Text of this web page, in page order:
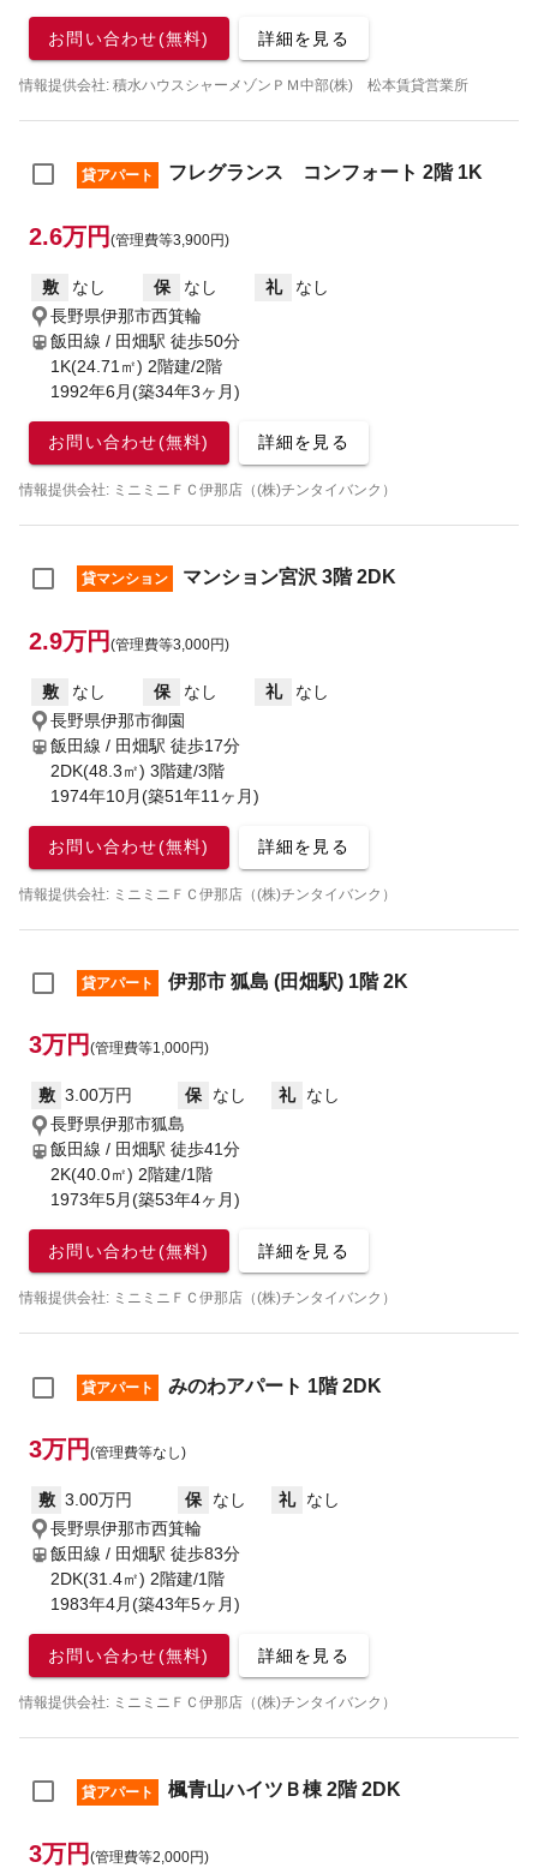
お問い合わせ(無料) 詳細を見る
情報提供会社: 積水ハウスシャーメゾンＰＭ中部(株) 松本賃貸営業所
貸アパート フレグランス コンフォート 2階 1K
2.6万円 (管理費等3,900円)
敷 なし 保 なし 礼
なし
長野県伊那市西箕輪
飯田線 / 田畑駅 徒歩50分
1K(24.71㎡) 2階建/2階
1992年6月(築34年3ヶ月)
お問い合わせ(無料) 詳細を見る
情報提供会社: ミニミニＦＣ伊那店（(株)チンタイバンク）
貸マンション マンション宮沢 3階 2DK
2.9万円 (管理費等3,000円)
敷 なし 保 なし 礼
なし
長野県伊那市御園
飯田線 / 田畑駅 徒歩17分
2DK(48.3㎡) 3階建/3階
1974年10月(築51年11ヶ月)
お問い合わせ(無料) 詳細を見る
情報提供会社: ミニミニＦＣ伊那店（(株)チンタイバンク）
貸アパート 伊那市 狐島 (田畑駅) 1階 2K
3万円 (管理費等1,000円)
敷 3.00万円 保 なし 礼
なし
長野県伊那市狐島
飯田線 / 田畑駅 徒歩41分
2K(40.0㎡) 2階建/1階
1973年5月(築53年4ヶ月)
お問い合わせ(無料) 詳細を見る
情報提供会社: ミニミニＦＣ伊那店（(株)チンタイバンク）
貸アパート みのわアパート 1階 2DK
3万円 (管理費等なし)
敷 3.00万円 保 なし 礼
なし
長野県伊那市西箕輪
飯田線 / 田畑駅 徒歩83分
2DK(31.4㎡) 2階建/1階
1983年4月(築43年5ヶ月)
お問い合わせ(無料) 詳細を見る
情報提供会社: ミニミニＦＣ伊那店（(株)チンタイバンク）
貸アパート 楓青山ハイツＢ棟 2階 2DK
3万円 (管理費等2,000円)